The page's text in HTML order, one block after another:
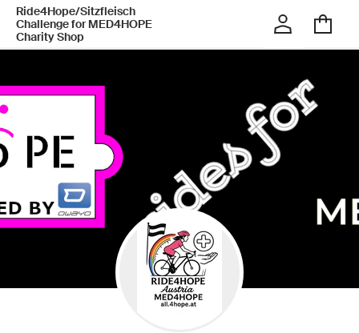
Ride4Hope/Sitzfleisch
Challenge for MED4HOPE
Charity Shop